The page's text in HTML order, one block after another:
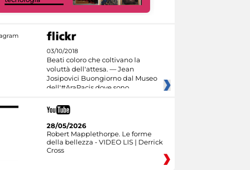
03/10/2018
Beati coloro che coltivano la
voluttà dell'attesa. — Jean
Josipovici Buongiorno dal Museo
dell'#AraPacis dove sono
28/05/2026
Robert Mapplethorpe. Le forme
della bellezza - VIDEO LIS | Derrick
Cross